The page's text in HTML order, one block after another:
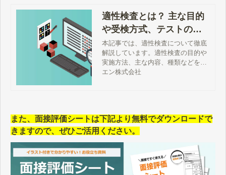
適性検査とは？ 主な目的
や受検方式、テストの種
類などを徹底解説
本記事では、適性検査について徹底
解説しています。適性検査の目的や
実施方法、主な内容、種類などをご
説明しますので、ぜひ参考にしてく
エン株式会社
また、面接評価シートは下記より無料でダウンロードで
きますので、ぜひご活用ください。